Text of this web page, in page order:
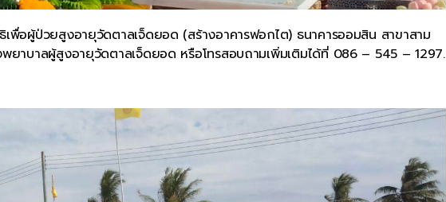
พื่อผู้ป่วยสูงอายุวัดตาลเจ็ดยอด (สร้างอาคารฟอกไต) ธนาคารออมสิน สาขาสาม
าบาลผู้สูงอายุวัดตาลเจ็ดยอด หรือโทรสอบถามเพิ่มเติมได้ที่ 086 – 545 – 1297.